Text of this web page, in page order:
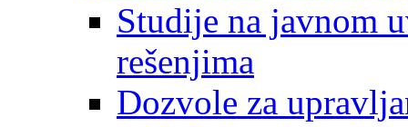
Studije na javnom
rešenjima
Dozvole za